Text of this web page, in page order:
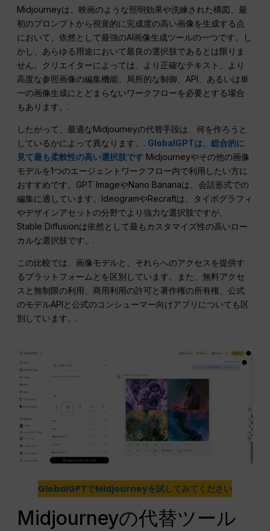
Midjourneyは、映画のような照明効果や洗練された構図、最
初のプロンプトから視覚的に完成度の高い画像を生成する点
において、依然として最強のAI画像生成ツールの一つです。し
かし、あらゆる用途において最良の選択肢であるとは限りま
せん。クリエイターによっては、より正確なテキスト、より
高度な参照画像の編集機能、局所的な制御、API、あるいは単
一の画像生成にとどまらないワークフローを必要とする場合
もあります。.
したがって、最適なMidjourneyの代替手段は、何を作ろうと
しているかによって異なります。. GlobalGPTは、総合的に
見て最も柔軟性の高い選択肢です Midjourneyやその他の画像
モデルを1つのエージェントワークフロー内で利用したい方に
おすすめです。GPT ImageやNano Bananaは、会話形式での
編集に適しています。IdeogramやRecraftは、タイポグラフィ
やデザインアセットの分野でより強力な選択肢ですが、
Stable Diffusionは依然として最もカスタマイズ性の高いロー
カルな選択肢です。.
この比較では、画像モデルと、それらへのアクセスを提供す
るプラットフォームとを区別しています。また、無料アクセ
スと無制限の利用、商用利用の許可と著作権の所有権、公式
のモデルAPIと公式のコンシューマー向けアプリについても区
別しています。.
GlobalGPTでMidjourneyを試してみてください
Midjourneyの代替ツール